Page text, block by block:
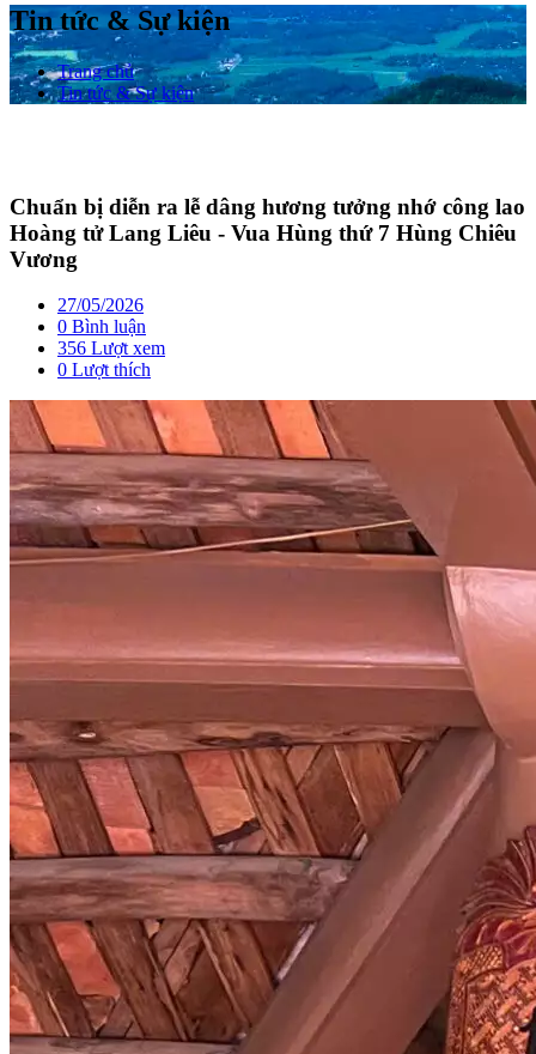
Tin tức & Sự kiện
Trang chủ
Tin tức & Sự kiện
Chuẩn bị diễn ra lễ dâng hương tưởng nhớ công lao
Hoàng tử Lang Liêu - Vua Hùng thứ 7 Hùng Chiêu
Vương
27/05/2026
0 Bình luận
356 Lượt xem
0 Lượt thích